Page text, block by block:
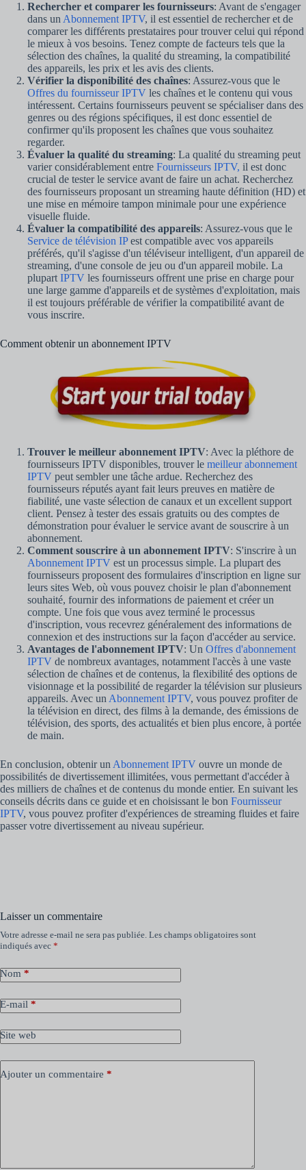
Rechercher et comparer les fournisseurs: Avant de s'engager
dans un Abonnement IPTV, il est essentiel de rechercher et de
comparer les différents prestataires pour trouver celui qui répond
le mieux à vos besoins. Tenez compte de facteurs tels que la
sélection des chaînes, la qualité du streaming, la compatibilité
des appareils, les prix et les avis des clients.
Vérifier la disponibilité des chaînes: Assurez-vous que le
Offres du fournisseur IPTV les chaînes et le contenu qui vous
intéressent. Certains fournisseurs peuvent se spécialiser dans des
genres ou des régions spécifiques, il est donc essentiel de
confirmer qu'ils proposent les chaînes que vous souhaitez
regarder.
Évaluer la qualité du streaming: La qualité du streaming peut
varier considérablement entre Fournisseurs IPTV, il est donc
crucial de tester le service avant de faire un achat. Recherchez
des fournisseurs proposant un streaming haute définition (HD) et
une mise en mémoire tampon minimale pour une expérience
visuelle fluide.
Évaluer la compatibilité des appareils: Assurez-vous que le
Service de télévision IPest compatible avec vos appareils
préférés, qu'il s'agisse d'un téléviseur intelligent, d'un appareil de
streaming, d'une console de jeu ou d'un appareil mobile. La
plupart IPTV les fournisseurs offrent une prise en charge pour
une large gamme d'appareils et de systèmes d'exploitation, mais
il est toujours préférable de vérifier la compatibilité avant de
vous inscrire.
Comment obtenir un abonnement IPTV
Trouver le meilleur abonnement IPTV: Avec la pléthore de
fournisseurs IPTV disponibles, trouver le meilleur abonnement
IPTV peut sembler une tâche ardue. Recherchez des
fournisseurs réputés ayant fait leurs preuves en matière de
fiabilité, une vaste sélection de canaux et un excellent support
client. Pensez à tester des essais gratuits ou des comptes de
démonstration pour évaluer le service avant de souscrire à un
abonnement.
Comment souscrire à un abonnement IPTV: S'inscrire à un
Abonnement IPTV est un processus simple. La plupart des
fournisseurs proposent des formulaires d'inscription en ligne sur
leurs sites Web, où vous pouvez choisir le plan d'abonnement
souhaité, fournir des informations de paiement et créer un
compte. Une fois que vous avez terminé le processus
d'inscription, vous recevrez généralement des informations de
connexion et des instructions sur la façon d'accéder au service.
Avantages de l'abonnement IPTV: Un Offres d'abonnement
IPTV de nombreux avantages, notamment l'accès à une vaste
sélection de chaînes et de contenus, la flexibilité des options de
visionnage et la possibilité de regarder la télévision sur plusieurs
appareils. Avec un Abonnement IPTV, vous pouvez profiter de
la télévision en direct, des films à la demande, des émissions de
télévision, des sports, des actualités et bien plus encore, à portée
de main.
En conclusion, obtenir un Abonnement IPTV ouvre un monde de
possibilités de divertissement illimitées, vous permettant d'accéder à
des milliers de chaînes et de contenus du monde entier. En suivant les
conseils décrits dans ce guide et en choisissant le bon Fournisseur
IPTV, vous pouvez profiter d'expériences de streaming fluides et faire
passer votre divertissement au niveau supérieur.
Laisser un commentaire
Votre adresse e-mail ne sera pas publiée. Les champs obligatoires sont
indiqués avec *
Nom *
E-mail *
Site web
Ajouter un commentaire *